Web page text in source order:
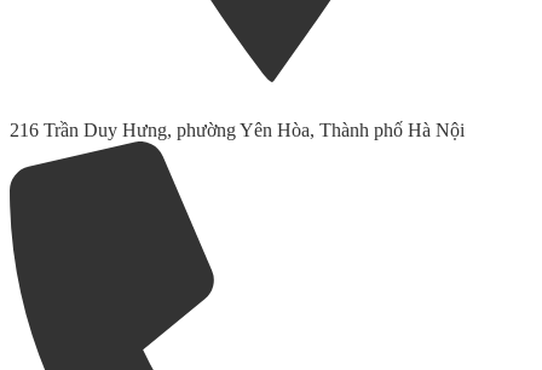
216 Trần Duy Hưng, phường Yên Hòa, Thành phố Hà Nội